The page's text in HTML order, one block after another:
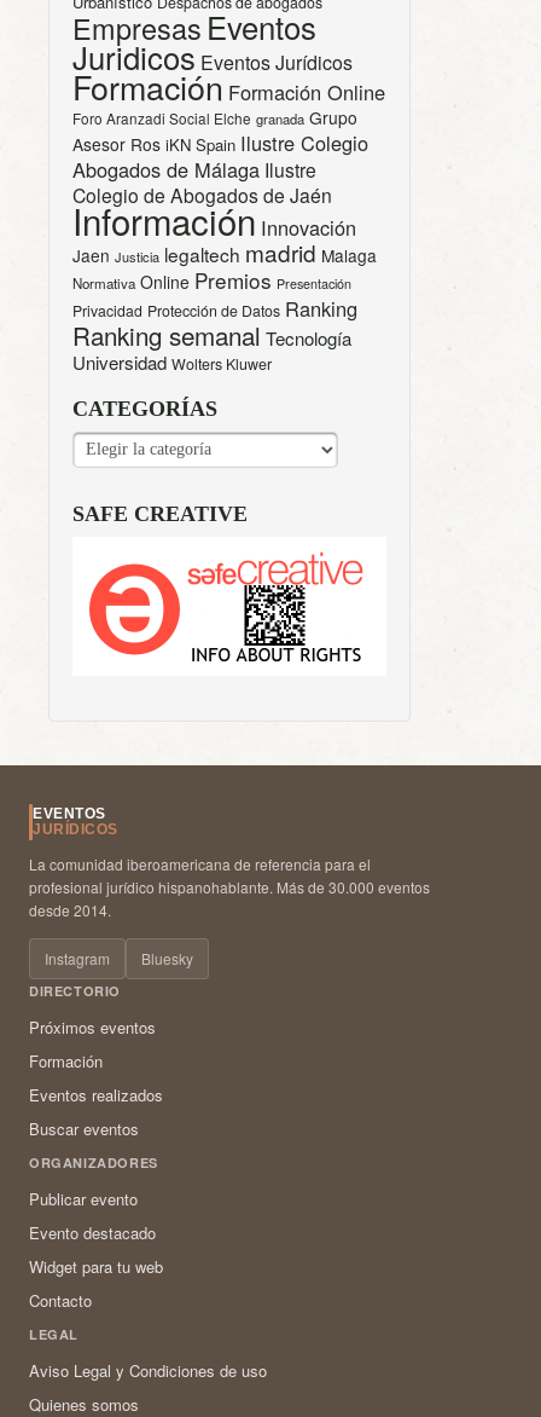
Empresas Eventos
Juridicos Eventos Jurídicos
Formación Formación Online
Foro Aranzadi Social Elche granada Grupo
Asesor Ros iKN Spain Ilustre Colegio
Abogados de Málaga Ilustre
Colegio de Abogados de Jaén
Información Innovación
Jaen Justicia legaltech madrid Malaga
Normativa Online Premios Presentación
Privacidad Protección de Datos Ranking
Ranking semanal Tecnología
Universidad Wolters Kluwer
CATEGORÍAS
CATEGORÍAS
SAFE CREATIVE
EVENTOS
JURÍDICOS
La comunidad iberoamericana de referencia para el
profesional jurídico hispanohablante. Más de 30.000 eventos
desde 2014.
Instagram Bluesky
DIRECTORIO
Próximos eventos
Formación
Eventos realizados
Buscar eventos
ORGANIZADORES
Publicar evento
Evento destacado
Widget para tu web
Contacto
LEGAL
Aviso Legal y Condiciones de uso
Quienes somos